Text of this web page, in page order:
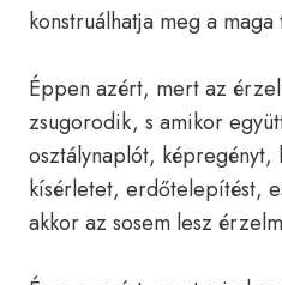
konstruálhatja meg a maga
Éppen azért, mert az
zsugorodik, s amikor
osztálynaplót,
kísérletet, erdőtelepítést,
akkor az sosem lesz